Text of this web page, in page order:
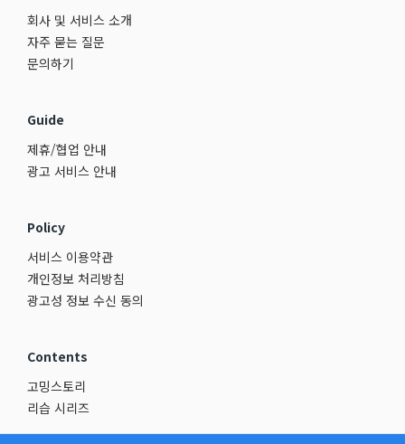
회사 및 서비스 소개
자주 묻는 질문
문의하기
Guide
제휴/협업 안내
광고 서비스 안내
Policy
서비스 이용약관
개인정보 처리방침
광고성 정보 수신 동의
Contents
고밍스토리
리습 시리즈